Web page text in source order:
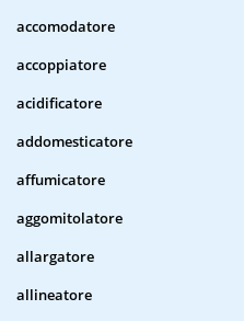
accomodatore
accoppiatore
acidificatore
addomesticatore
affumicatore
aggomitolatore
allargatore
allineatore